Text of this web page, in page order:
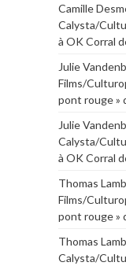
Camille
Calysta/
à OK Corral
Julie
Films/
pont rouge »
Julie
Calysta/
à OK Corral
Thomas
Films/
pont rouge »
Thomas
Calysta/